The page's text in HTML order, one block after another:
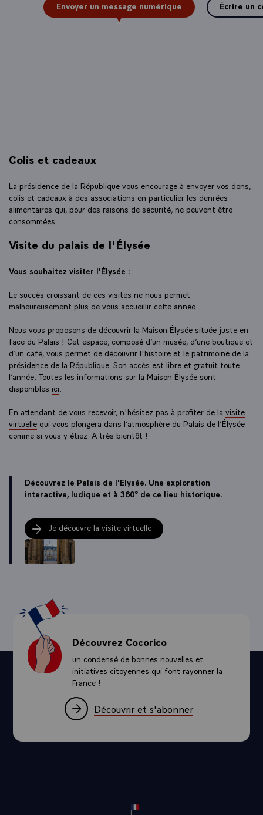
Envoyer un message numérique Écrire un
Colis et cadeaux
La présidence de la République vous encourage à envoyer vos dons,
colis et cadeaux à des associations en particulier les denrées
alimentaires qui, pour des raisons de sécurité, ne peuvent être
consommées.
Visite du palais de l'Élysée
Vous souhaitez visiter l'Élysée :
Le succès croissant de ces visites ne nous permet
malheureusement plus de vous accueillir cette année.
Nous vous proposons de découvrir la Maison Élysée située juste en
face du Palais ! Cet espace, composé d’un musée, d’une boutique et
d’un café, vous permet de découvrir l'histoire et le patrimoine de la
présidence de la République. Son accès est libre et gratuit toute
l’année. Toutes les informations sur la Maison Élysée sont
disponibles ici
En attendant de vous recevoir, n'hésitez pas à profiter de la visite
virtuelle qui vous plongera dans l’atmosphère du Palais de l’Élysée
comme si vous y étiez. A très bientôt !
Découvrez le Palais de l'Elysée. Une exploration
interactive, ludique et à 360° de ce lieu historique.
Je découvre la visite virtuelle
Découvrez Cocorico
un condensé de bonnes nouvelles et
initiatives citoyennes qui font rayonner la
France !
Découvrir et s'abonner